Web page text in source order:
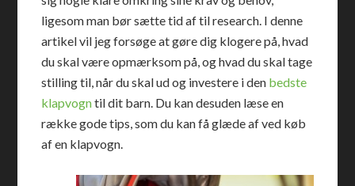
ligesom man bør sætte tid af til research. I denne
artikel vil jeg forsøge at gøre dig klogere på, hvad
du skal være opmærksom på, og hvad du skal tage
stilling til, når du skal ud og investere i den bedste
klapvogntil dit barn. Du kan desuden læse en
række gode tips, som du kan få glæde af ved køb
af en klapvogn.